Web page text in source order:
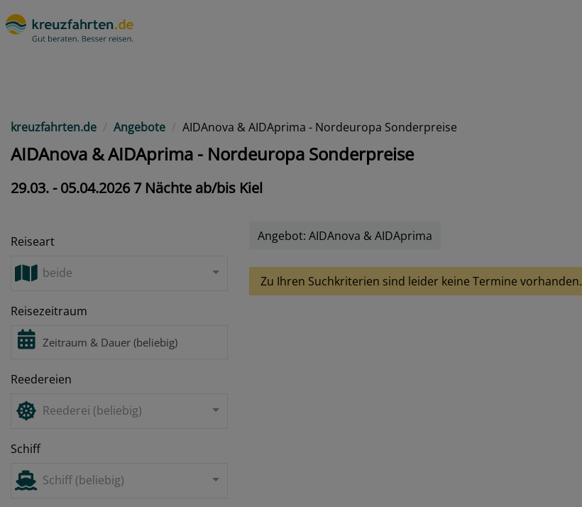
kreuzfahrten.de Angebote AIDAnova & AIDAprima - Nordeuropa Sonderpreise
AIDAnova & AIDAprima - Nordeuropa Sonderpreise
29.03. - 05.04.2026 7 Nächte ab/bis Kiel
Reiseart
beide
Reisezeitraum
Reedereien
Reederei (beliebig)
Schiff
Schiff (beliebig)
Angebot: AIDAnova & AIDAprima
Zu Ihren Suchkriterien sind leider keine Termine vorhanden.